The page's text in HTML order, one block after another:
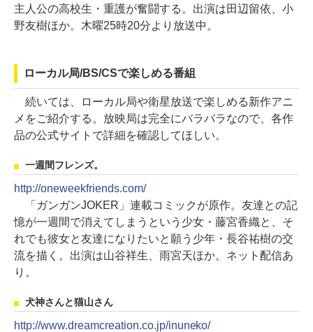
主人公の高校生・重護が奮闘する。出演は田辺留依、小
野友樹ほか。木曜25時20分より放送中。
ローカル局/BS/CSで楽しめる番組
続いては、ローカル局や衛星放送で楽しめる新作アニ
メをご紹介する。放映局は完全にバラバラなので、各作
品の公式サイトで詳細を確認してほしい。
一週間フレンズ。
http://oneweekfriends.com/
「ガンガンJOKER」連載コミックが原作。友達との記
憶が一週間で消えてしまうという少女・藤宮香織と、そ
れでも彼女と友達になりたいと願う少年・長谷祐樹の交
流を描く。出演は山谷祥生、雨宮天ほか。ネット配信あ
り。
犬神さんと猫山さん
http://www.dreamcreation.co.jp/inuneko/